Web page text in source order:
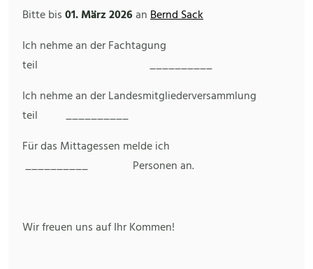
Bitte bis01. März 2026anBernd Sack
Ich nehme an der Fachtagung
teil __________
Ich nehme an der Landesmitgliederversammlung
teil __________
Für das Mittagessen melde ich
__________ Personen an.
Wir freuen uns auf Ihr Kommen!